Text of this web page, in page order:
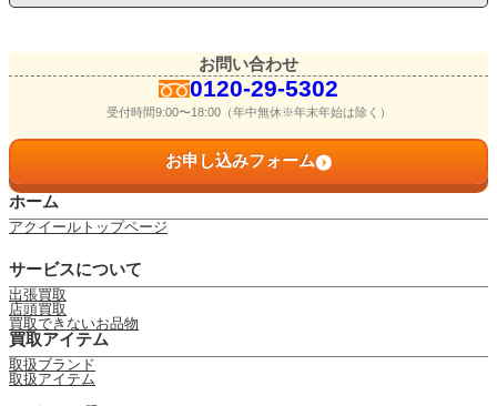
お問い合わせ
受付時間9:00〜18:00（年中無休※年末年始は除く）
お申し込みフォーム
お問い合わせ
0120-29-5302
受付時間9:00〜18:00（年中無休※年末年始は除く）
お申し込みフォーム
ホーム
アクイールトップページ
サービスについて
出張買取
店頭買取
買取できないお品物
買取アイテム
取扱ブランド
取扱アイテム